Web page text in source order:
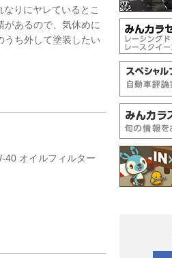
りにヤレているとこ
があるので、気休めに
うち外して塗装したい
40 オイルフィルター